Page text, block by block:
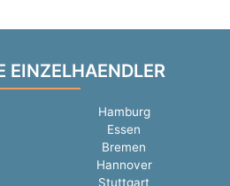
EINZELHAENDLER
Hamburg
Essen
Bremen
Hannover
Stuttgart